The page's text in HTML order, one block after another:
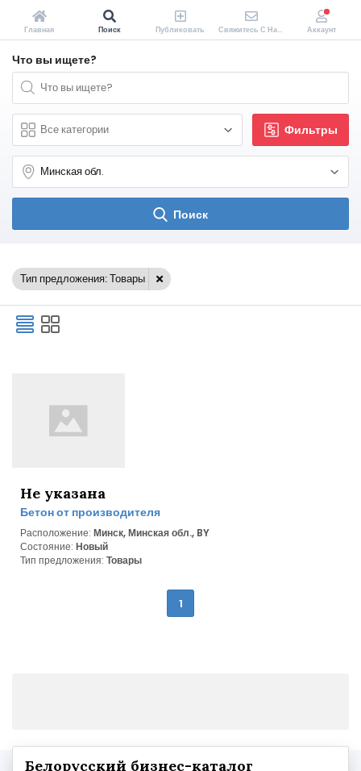
Что вы ищете?
Фильтры
Поиск
Тип предложения: Товары
Не указана
Бетон от производителя
Расположение: Минск, Минская обл., BY
Состояние: Новый
Тип предложения: Товары
1
Белорусский бизнес-каталог
Главная Поиск Публиковать Свяжитесь С Нами Аккаунт